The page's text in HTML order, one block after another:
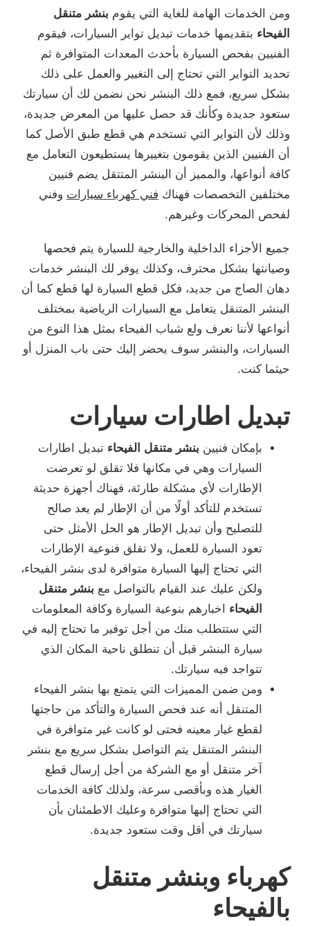
ومن الخدمات الهامة للغاية التي يقوم بنشر متنقل
الفيحاء بتقديمها خدمات تبديل تواير السيارات، فيقوم
الفنيين بفحص السيارة بأحدث المعدات المتوافرة ثم
تحديد التواير التي تحتاج إلى التغيير والعمل على ذلك
بشكل سريع، فمع ذلك البنشر نحن نضمن لك أن سيارتك
ستعود جديدة وكأنك قد حصل عليها من المعرض جديدة،
وذلك لأن التواير التي تستخدم هي قطع طبق الأصل كما
أن الفنيين الذين يقومون بتغييرها يستطيعون التعامل مع
كافة أنواعها، والمميز أن البنشر المتتقل يضم فنيين
مختلفين التخصصات فهناك فني كهرباء سيارات وفني
لفحص المحركات وغيرهم.
جميع الأجزاء الداخلية والخارجية للسيارة يتم فحصها
وصيانتها بشكل محترف، وكذلك يوفر لك البنشر خدمات
دهان الصاج من جديد، فكل قطع السيارة لها قطع كما أن
البنشر المتنقل يتعامل مع السيارات الرياضية بمختلف
أنواعها لأننا نعرف ولع شباب الفيحاء بمثل هذا النوع من
السيارات، والبنشر سوف يحضر إليك حتى باب المنزل أو
حيثما كنت.
تبديل اطارات سيارات
بإمكان فنيين بنشر متنقل الفيحاء تبديل اطارات
السيارات وهي في مكانها فلا تقلق لو تعرضت
الإطارات لأي مشكلة طارئة، فهناك أجهزة حديثة
تستخدم للتأكد أولًا من أن الإطار لم يعد صالح
للتصليح وأن تبديل الإطار هو الحل الأمثل حتى
تعود السيارة للعمل، ولا تقلق فنوعية الإطارات
التي تحتاج إليها السيارة متوافرة لدى بنشر الفيحاء،
ولكن عليك عند القيام بالتواصل مع بنشر متنقل
الفيحاء اخبارهم بنوعية السيارة وكافة المعلومات
التي ستتطلب منك من أجل توفير ما تحتاج إليه في
سيارة البنشر قبل أن تنطلق ناحية المكان الذي
تتواجد فيه سيارتك.
ومن ضمن المميزات التي يتمتع بها بنشر الفيحاء
المتنقل أنه عند فحص السيارة والتأكد من حاجتها
لقطع غيار معينه فحتى لو كانت غير متوافرة في
البنشر المتنقل يتم التواصل بشكل سريع مع بنشر
آخر متنقل أو مع الشركة من أجل إرسال قطع
الغيار هذه وبأقصى سرعة، ولذلك كافة الخدمات
التي تحتاج إليها متوافرة وعليك الاطمئنان بأن
سيارتك في أقل وقت ستعود جديدة.
كهرباء وبنشر متنقل
بالفيحاء